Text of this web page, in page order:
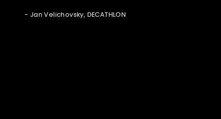
- Jan Velichovsky, DECATHLON